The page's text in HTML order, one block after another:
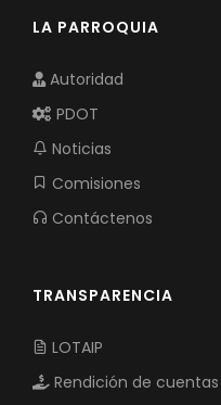
LA PARROQUIA
Autoridad
PDOT
Noticias
Comisiones
Contáctenos
TRANSPARENCIA
LOTAIP
Rendición de cuentas